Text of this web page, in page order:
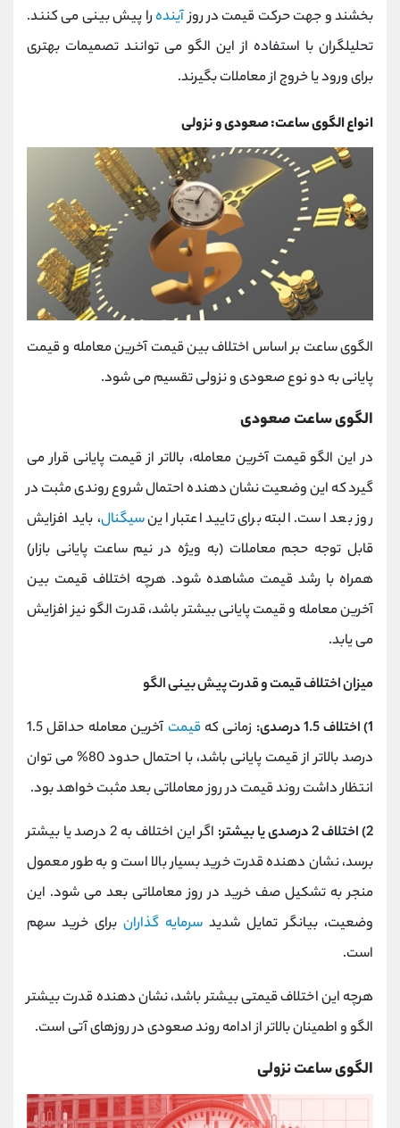
‌بخشند و جهت حرکت قیمت در روزآیندهرا پیش ‌بینی می کنند.
تحلیلگران با استفاده از این الگو می ‌توانند تصمیمات بهتری
برای ورود یا خروج از معاملات بگیرند.
انواع الگوی ساعت: صعودی و نزولی
الگوی ساعت بر اساس اختلاف بین قیمت آخرین معامله و قیمت
پایانی به دو نوع صعودی و نزولی تقسیم می ‌شود.
الگوی ساعت صعودی
در این الگو قیمت آخرین معامله، بالاتر از قیمت پایانی قرار می
گیرد که این وضعیت نشان ‌دهنده احتمال شروع روندی مثبت در
روز بعد است. البته برای تایید اعتبار اینسیگنال، باید افزایش
قابل توجه حجم معاملات (به ویژه در نیم ساعت پایانی بازار)
همراه با رشد قیمت مشاهده شود. هرچه اختلاف قیمت بین
آخرین معامله و قیمت پایانی بیشتر باشد، قدرت الگو نیز افزایش
می ‌یابد.
میزان اختلاف قیمت و قدرت پیش ‌بینی الگو
1) اختلاف 1.5 درصدی:
زمانی کهقیمت
آخرین معامله حداقل 1.5
درصد بالاتر از قیمت پایانی باشد، با احتمال حدود 80% می ‌توان
انتظار داشت روند قیمت در روز معاملاتی بعد مثبت خواهد بود.
2) اختلاف 2 درصدی یا بیشتر:
اگر این اختلاف به 2 درصد یا بیشتر
برسد، نشان ‌دهنده قدرت خرید بسیار بالا است و به طور معمول
منجر به تشکیل صف خرید در روز معاملاتی بعد می ‌شود. این
وضعیت، بیانگر تمایل شدید سرمایه ‌گذاران برای خرید سهم
است.
هرچه این اختلاف قیمتی بیشتر باشد، نشان ‌دهنده قدرت بیشتر
الگو و اطمینان بالاتر از ادامه روند صعودی در روزهای آتی است.
الگوی ساعت نزولی